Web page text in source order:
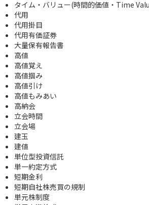
タイム・バリュー(時間的価値・Time
代用
代用掛目
代用有価証券
大量保有報告書
高値
高値覚え
高値掴み
高値引け
高値もみあい
高納会
立会時間
立会場
建玉
建値
単位型投資信託
単一約定方式
短期金利
短期自社株売買の規制
単元株制度